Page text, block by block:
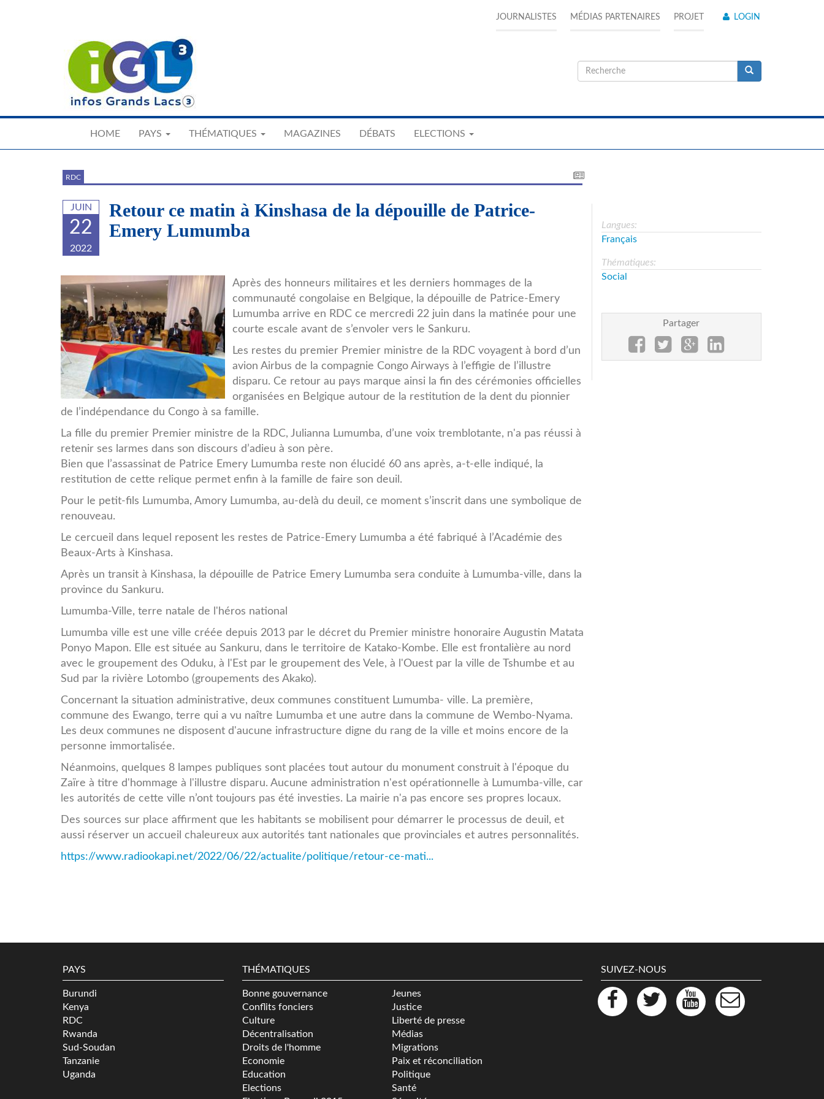
JOURNALISTES MÉDIAS PARTENAIRES PROJET LOGIN
Formulaire
recherche
HOME PAYS THÉMATIQUES MAGAZINES DÉBATS ELECTIONS
RDC
JUIN
22
2022
Retour ce matin à Kinshasa de la dépouille de Patrice-
Emery Lumumba
bitmap_500_nocrop_1_1_20220622063640222891_FVyg4oWXEAAX5Lw.jpg
Après des honneurs militaires et les derniers hommages de la
communauté congolaise en Belgique, la dépouille de Patrice-Emery
Lumumba arrive en RDC ce mercredi 22 juin dans la matinée pour une
courte escale avant de s’envoler vers le Sankuru.
Les restes du premier Premier ministre de la RDC voyagent à bord d’un
avion Airbus de la compagnie Congo Airways à l’effigie de l’illustre
disparu. Ce retour au pays marque ainsi la fin des cérémonies officielles
organisées en Belgique autour de la restitution de la dent du pionnier
de l’indépendance du Congo à sa famille.
La fille du premier Premier ministre de la RDC, Julianna Lumumba, d’une voix tremblotante, n'a pas réussi à
retenir ses larmes dans son discours d’adieu à son père.
Bien que l’assassinat de Patrice Emery Lumumba reste non élucidé 60 ans après, a-t-elle indiqué, la
restitution de cette relique permet enfin à la famille de faire son deuil.
Pour le petit-fils Lumumba, Amory Lumumba, au-delà du deuil, ce moment s’inscrit dans une symbolique de
renouveau.
Le cercueil dans lequel reposent les restes de Patrice-Emery Lumumba a été fabriqué à l’Académie des
Beaux-Arts à Kinshasa.
Après un transit à Kinshasa, la dépouille de Patrice Emery Lumumba sera conduite à Lumumba-ville, dans la
province du Sankuru.
Lumumba-Ville, terre natale de l'héros national
Lumumba ville est une ville créée depuis 2013 par le décret du Premier ministre honoraire Augustin Matata
Ponyo Mapon. Elle est située au Sankuru, dans le territoire de Katako-Kombe. Elle est frontalière au nord
avec le groupement des Oduku, à l'Est par le groupement des Vele, à l'Ouest par la ville de Tshumbe et au
Sud par la rivière Lotombo (groupements des Akako).
Concernant la situation administrative, deux communes constituent Lumumba- ville. La première,
commune des Ewango, terre qui a vu naître Lumumba et une autre dans la commune de Wembo-Nyama.
Les deux communes ne disposent d'aucune infrastructure digne du rang de la ville et moins encore de la
personne immortalisée.
Néanmoins, quelques 8 lampes publiques sont placées tout autour du monument construit à l'époque du
Zaïre à titre d'hommage à l'illustre disparu. Aucune administration n'est opérationnelle à Lumumba-ville, car
les autorités de cette ville n’ont toujours pas été investies. La mairie n'a pas encore ses propres locaux.
Des sources sur place affirment que les habitants se mobilisent pour démarrer le processus de deuil, et
aussi réserver un accueil chaleureux aux autorités tant nationales que provinciales et autres personnalités.
https://www.radiookapi.net/2022/06/22/actualite/politique/retour-ce-mati...
Langues:
Français
Thématiques:
Social
Partager
PAYS
Burundi
Kenya
RDC
Rwanda
Sud-Soudan
Tanzanie
Uganda
THÉMATIQUES
Bonne gouvernance
Conflits fonciers
Culture
Décentralisation
Droits de l'homme
Economie
Education
Elections
Jeunes
Justice
Liberté de presse
Médias
Migrations
Paix et réconciliation
Politique
Santé
SUIVEZ-NOUS